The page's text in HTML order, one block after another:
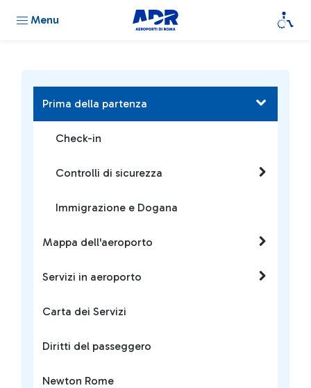
Menu
Prima della partenza
Check-in
Controlli di sicurezza
Immigrazione e Dogana
Mappa dell'aeroporto
Servizi in aeroporto
Carta dei Servizi
Diritti del passeggero
Newton Rome